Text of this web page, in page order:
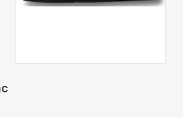
печать белым цветом